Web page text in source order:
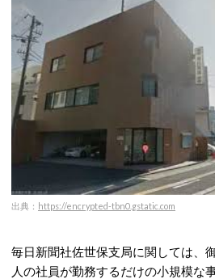
出典： https://encrypted-tbn0.gstatic.com
毎日新聞社佐世保支局に関しては、
人の社員が勤務するだけの小規模な